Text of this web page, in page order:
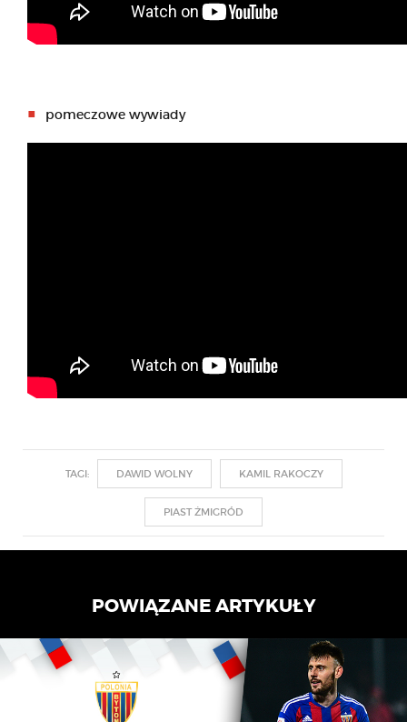
pomeczowe wywiady
TAGI: DAWID WOLNY KAMIL RAKOCZY
PIAST ŻMIGRÓD
POWIĄZANE ARTYKUŁY